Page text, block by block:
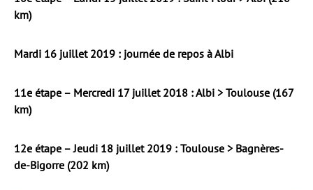
km)
Mardi 16 juillet 2019 : journée de repos à Albi
11e étape – Mercredi 17 juillet 2018 : Albi > Toulouse (167
km)
12e étape – Jeudi 18 juillet 2019 : Toulouse > Bagnères-
de-Bigorre (202 km)